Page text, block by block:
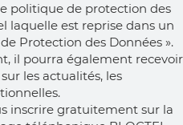
politique de protection des
laquelle est reprise dans un
Protection des Données ».
il pourra également recevoir
les actualités, les
inscrire gratuitement sur la